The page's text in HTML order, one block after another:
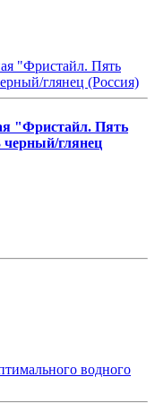
"Фристайл. Пять
черный/глянец